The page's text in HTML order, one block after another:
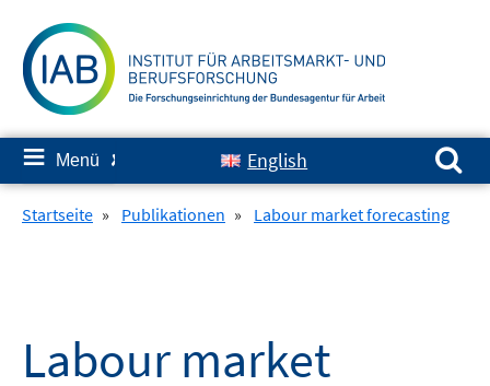
zum
Inhalt
≡ Menü ✘ English
Suchen nach:
Startseite » Publikationen » Labour market forecasting
Labour market